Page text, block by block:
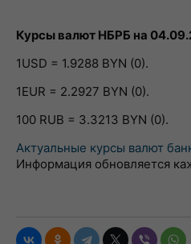
Курсы валют НБРБ на
1USD = 1.9288 BYN (0).
1EUR = 2.2927 BYN (0).
100 RUB = 3.3213 BYN (0).
Актуальные курсы валют
Информация обновляется